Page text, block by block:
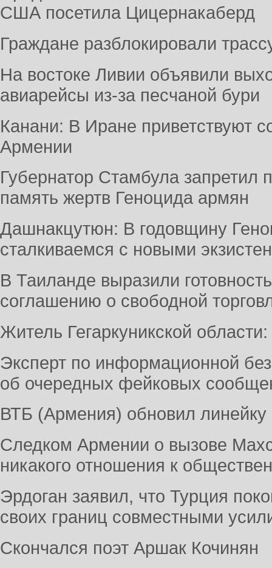
США посетила Цицернакаберд
Граждане разблокировали
На востоке Ливии объявили
авиарейсы из-за песчаной бури
Канани: В Иране приветствуют
Армении
Губернатор Стамбула запретил
память жертв Геноцида армян
Дашнакцутюн: В годовщину
сталкиваемся с новыми
В Таиланде выразили
соглашению о свободной
Житель Гегаркуникской
Эксперт по информационной
об очередных фейковых
ВТБ (Армения) обновил линейку
Следком Армении о вызове
никакого отношения к
Эрдоган заявил, что Турция
своих границ совместными
Скончался поэт Аршак Кочинян